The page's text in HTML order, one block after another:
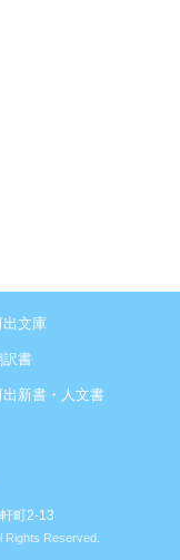
出文庫
訳書
出新書・人文書
町2-13
Rights Reserved.